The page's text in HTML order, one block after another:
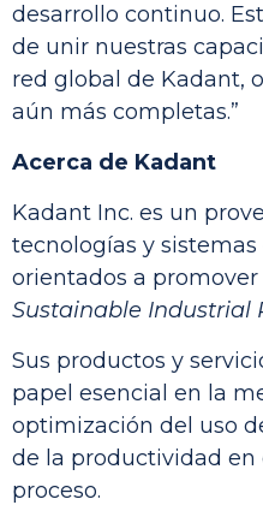
desarrollo continuo.
de unir nuestras
red global de Kadant,
aún más completas.”
Acerca de Kadant
Kadant Inc. es un
tecnologías y
orientados a
Sustainable Industrial
Sus productos y
papel esencial en la
optimización del uso
de la productividad en
proceso.